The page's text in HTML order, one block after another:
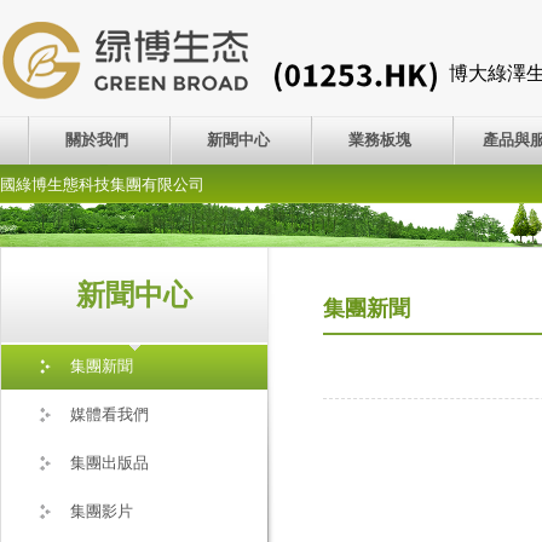
博大綠澤
關於我們 新聞中心 業務板塊 產品與
綠博生態科技集團有限公司
新聞中心
集團新聞
媒體看我們
集團出版品
集團影片
集團新聞